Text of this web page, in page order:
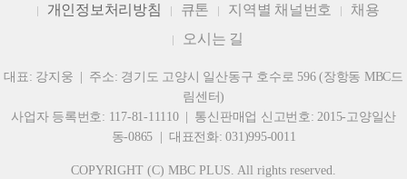
개인정보처리방침
큐톤 지역별 채널번호
채용
오시는 길
대표: 강지웅 | 주소: 경기도 고양시 일산동구 호수로 596 (장항동 MBC드
림센터)
사업자 등록번호: 117-81-11110 | 통신판매업 신고번호: 2015-고양일산
동-0865 | 대표전화: 031)995-0011
COPYRIGHT (C) MBC PLUS. All rights reserved.